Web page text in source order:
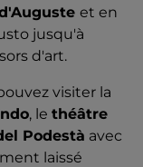
et en
jusqu'à
d'art.
visiter la
, le théâtre
Podestà avec
laissé